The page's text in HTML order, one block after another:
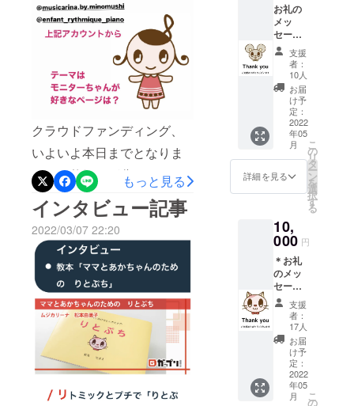
まった実感がわいていま
す。皆様のお手元に届くの
はいま少し先になります
が、SNS等でも進歩状況を
お知らせしていきたいと思
います♪どうぞよろしくお願
いいたします。
クラウドファンディング、
いよいよ本日までとなりま
した…仕組みが分からない
方も多かったのかな…と反
省リターンという表現では
なく、特別価格として説明
したら、少しずつご支援が
増えてきましたm(_ _)m購入
することで、支援になる！
今だけの特別価格で購入な
んです！ピアノの先生方、
ぷちぴあのを一冊でも買っ
てみようかな？セミナーだ
もっと見る
インタビュー記事
2022/03/07 22:20
お礼の
メッ
セージ
と、初
版出版
教本
「ぷ
ち・ぴ
あの」
へご支
援者さ
まの教
室名ま
たは氏
名掲載
（イニ
可） ♪
備考欄
に掲載
可能な
教室名
または
ご氏名
（イニ
シャル
可）を
御入力
くださ
支援
者：
10人
お届
け予
定：
2022
年05
月
詳細を見る
こ
の
リ
タ
ー
ン
を
選
択
す
る
10,
000 円
＊お礼
のメッ
セージ
と初版
出版教
本「ぷ
ち・ぴ
あの」
へご支
援者さ
まの教
室名ま
支援
者：
17人
お届
け予
定：
2022
年05
月
こ
の